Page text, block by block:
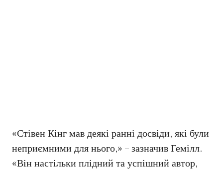
«Стівен Кінг мав деякі ранні досвіди, які були
неприємними для нього,» – зазначив Гемілл.
«Він настільки плідний та успішний автор,